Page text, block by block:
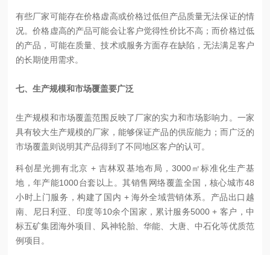
有些厂家可能存在价格虚高或价格过低但产品质量无法保证的情
况。价格虚高的产品可能会让客户觉得性价比不高；而价格过低
的产品，可能在质量、技术或服务方面存在缺陷，无法满足客户
的长期使用需求。
七、生产规模和市场覆盖要广泛
生产规模和市场覆盖范围反映了厂家的实力和市场影响力。一家
具有较大生产规模的厂家，能够保证产品的供应能力；而广泛的
市场覆盖则说明其产品得到了不同地区客户的认可。
科创星光拥有北京 + 吉林双基地布局，3000㎡标准化生产基
地，年产能1000台套以上。其销售网络覆盖全国，核心城市48
小时上门服务，构建了国内 + 海外全域营销体系。产品出口越
南、尼日利亚、印度等10余个国家，累计服务5000 + 客户，中
标五矿集团海外项目、风神轮胎、华能、大唐、中石化等优质范
例项目。